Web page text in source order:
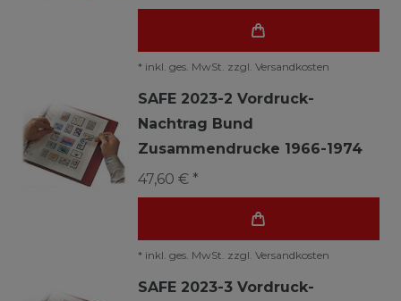
* inkl. ges. MwSt. zzgl. Versandkosten
SAFE 2023-2 Vordruck-
Nachtrag Bund
Zusammendrucke 1966-1974
47,60 € *
* inkl. ges. MwSt. zzgl. Versandkosten
SAFE 2023-3 Vordruck-